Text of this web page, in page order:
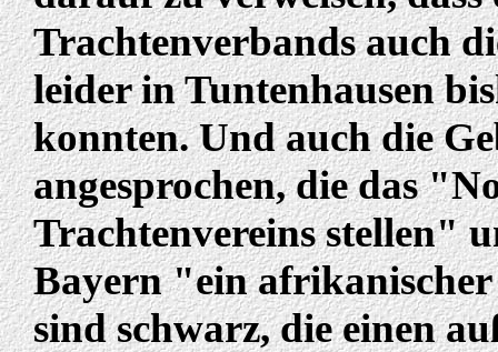
Trachtenverbands auch
leider in Tuntenhausen
konnten. Und auch die
angesprochen, die das
Trachtenvereins stellen"
Bayern "ein
sind schwarz, die einen